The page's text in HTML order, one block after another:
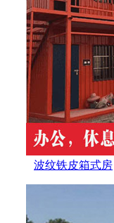
波纹铁皮箱式房